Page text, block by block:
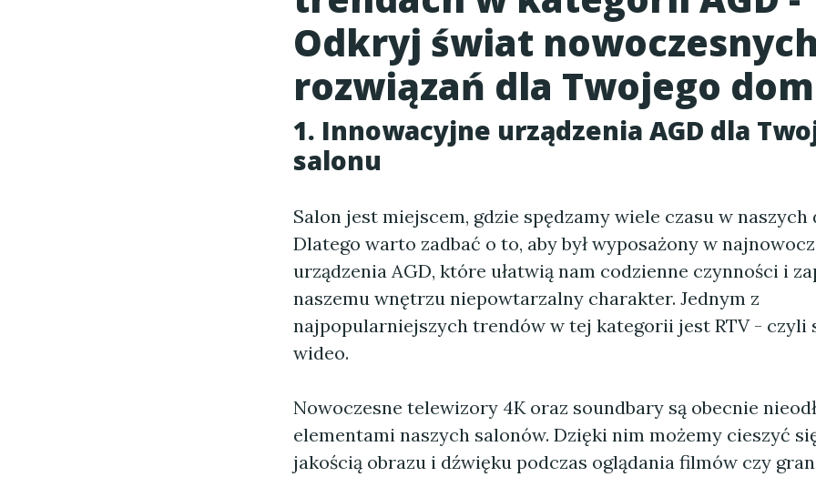
Odkryj świat
rozwiązań dla Twojego
1. Innowacyjne urządzenia AGD dla
salonu
Salon jest miejscem, gdzie spędzamy wiele czasu w naszych
Dlatego warto zadbać o to, aby był wyposażony w
urządzenia AGD, które ułatwią nam codzienne czynności i
naszemu wnętrzu niepowtarzalny charakter. Jednym z
najpopularniejszych trendów w tej kategorii jest RTV - czyli
wideo.
Nowoczesne telewizory 4K oraz soundbary są obecnie
elementami naszych salonów. Dzięki nim możemy cieszyć
jakością obrazu i dźwięku podczas oglądania filmów czy